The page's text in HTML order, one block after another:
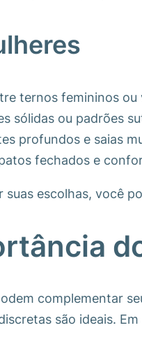
ternos femininos
sólidas ou padrões
profundos e saias
fechados e
suas escolhas, você
complementar
são ideais.